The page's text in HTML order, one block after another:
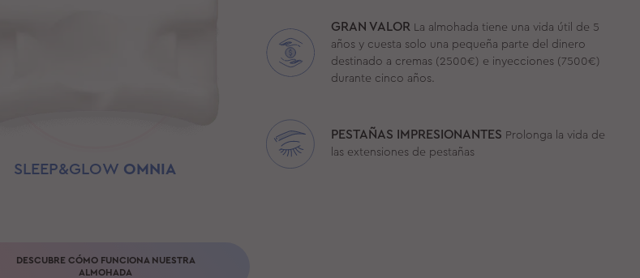
SLEEP&GLOW OMNIA
DESCUBRE CÓMO FUNCIONA NUESTRA
ALMOHADA
GRAN VALOR La almohada tiene una vida útil de 5
años y cuesta solo una pequeña parte del dinero
destinado a cremas (2500€) e inyecciones (7500€)
durante cinco años.
PESTAÑAS IMPRESIONANTES Prolonga la vida de
las extensiones de pestañas